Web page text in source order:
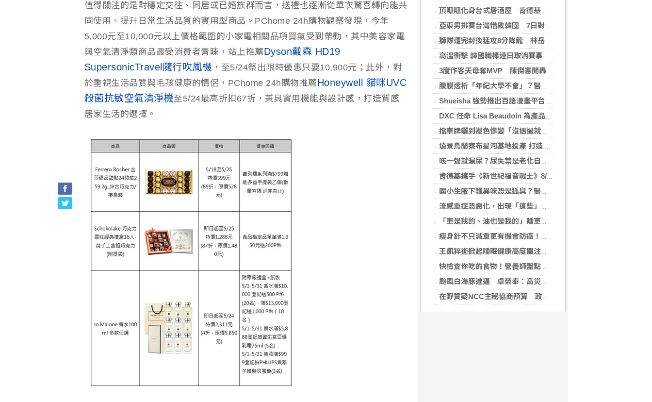
頂呱呱化身台式居酒屋 肯德基聯名EVA攻漫迷
亞東男排賽台灣惜敗韓國 7日對戰日本拚4強
獅隊遭完封後猛攻8分降龍 林岳平：總是要發揮
高溫衝擊 韓國職棒連日取消賽事、11日起晚間7時開打
3度作客天母奪MVP 陳傑憲開轟擊退雙殺心魔
腹膜透析「年紀大學不會」？醫：年齡並非限制 評估還要看3面向
Shueisha 強勢推出百語漫畫平台 MANGA MILLION 大舉進軍全球市場
DXC 任命 Lisa Beaudoin 為產品總監，以加速產品導向型增長
擋車牌曬到褪色慘變「沒遇過就好了」！崔始源親朝聖崩潰喊：記得常換照片
遠景烏蘭察布星河基地投產 打造吉瓦級AI基礎設施新模式
咳一聲就漏尿？尿失禁是老化自然現象？醫揭：不同尿失禁的治療方式
肯德基攜手《新世紀福音戰士》8/11霸脆覺醒 首度跨界台灣速食品牌！
國小生腋下飄異味恐是狐臭？醫：若伴青春期徵象應評估性早熟
流感重症恐惡化，出現「這些」症狀別再等！醫籲：別因非流感季就掉以輕心
「車是我的、油也是我的」睡車竟被收住宿費 官方一句話打臉飯店
瘦身針不只減重更有機會防癌！無糖尿病肥胖者使用GLP-1藥物 罹癌風險顯著下降
王凱猝逝掀起睡眠健康高度關注！醫籲：最危險的不是熬夜，而是「這個」錯覺
快檢查你吃的食物！營養師盤點「5大反式脂肪來源」跟你想的不同
颱風白海豚進逼 卓榮泰：高災害潛勢區加強預防性整備
在野質疑NCC主秘協商預算 政院：委員全出缺所致
值得關注的是對穩定交往、同居或已婚族群而言，送禮也逐漸從單次驚喜轉向能共
同使用、提升日常生活品質的實用型商品。PChome 24h購物觀察發現，今年
5,000元至10,000元以上價格範圍的小家電相關品項買氣受到帶動，其中美容家電
與空氣清淨類商品最受消費者青睞，站上推薦Dyson戴森 HD19
SupersonicTravel隨行吹風機 ，至5/24祭出限時優惠只要10,900元；此外，對
於重視生活品質與毛孩健康的情侶，PChome 24h購物推薦Honeywell 貓咪UVC
殺菌抗敏空氣清淨機至5/24最高折扣67折，兼具實用機能與設計感，打造質感
居家生活的選擇。